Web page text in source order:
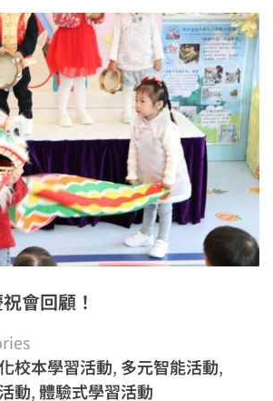
會回顧！
校本學習活動, 多元智能活動,
動,體驗式學習活動